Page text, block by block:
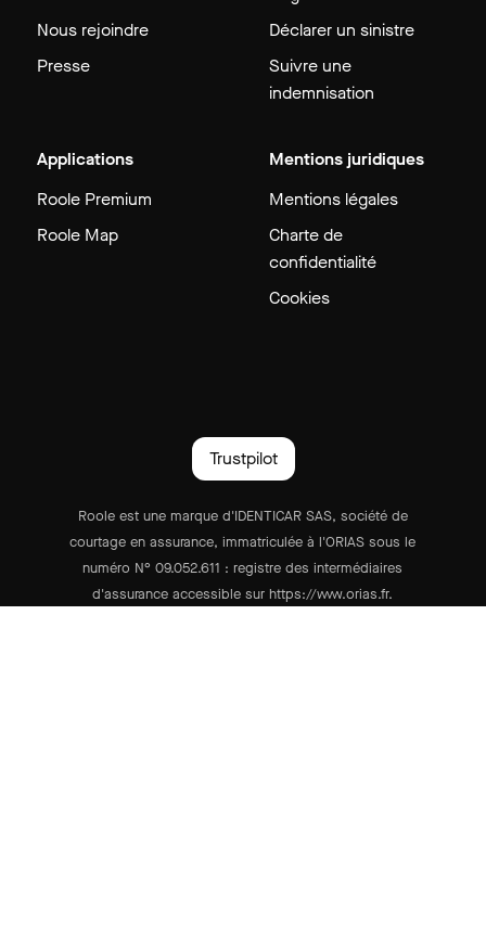
Nous rejoindre
Presse
Déclarer un sinistre
Suivre une
indemnisation
Applications
Roole Premium
Roole Map
Mentions juridiques
Mentions légales
Charte de
confidentialité
Cookies
Trustpilot
Roole est une marque d'IDENTICAR SAS, société de
courtage en assurance, immatriculée à l'ORIAS sous le
numéro N° 09.052.611 : registre des intermédiaires
d'assurance accessible sur https://www.orias.fr.